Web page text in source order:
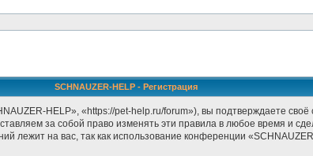
SCHNAUZER-HELP - Регистрация
HELP», «https://pet-help.ru/forum»), вы подтверждаете
за собой право изменять эти правила в любое время и
лежит на вас, так как использование конференции